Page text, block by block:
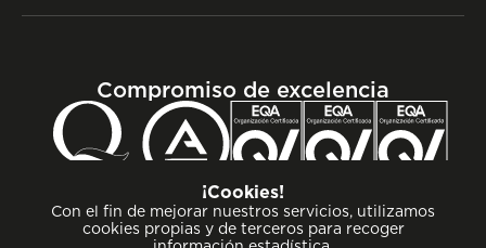
Compromiso de excelencia
¡Cookies!
Con el fin de mejorar nuestros servicios, utilizamos
cookies propias y de terceros para recoger